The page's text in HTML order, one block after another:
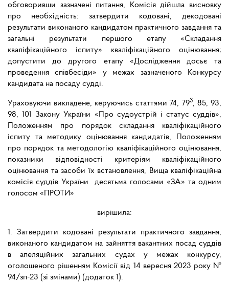
обговоривши зазначені питання, Комісія дійшла висновку
про необхідність: затвердити кодовані, декодовані
результати виконаного кандидатом практичного завдання та
загальні результати першого етапу «Складання
кваліфікаційного іспиту» кваліфікаційного оцінювання;
допустити до другого етапу «Дослідження досьє та
проведення співбесіди» у межах зазначеного Конкурсу
кандидата на посаду судді.
Ураховуючи викладене, керуючись статтями 74, 793, 85, 93,
98, 101 Закону України «Про судоустрій і статус суддів»,
Положенням про порядок складання кваліфікаційного
іспиту та методику оцінювання кандидатів, Положенням
про порядок та методологію кваліфікаційного оцінювання,
показники відповідності критеріям кваліфікаційного
оцінювання та засоби їх встановлення, Вища кваліфікаційна
комісія суддів України десятьма голосами «ЗА» та одним
голосом «ПРОТИ»
вирішила:
1. Затвердити кодовані результати практичного завдання,
виконаного кандидатом на зайняття вакантних посад суддів
в апеляційних загальних судах у межах конкурсу,
оголошеного рішенням Комісії від 14 вересня 2023 року №
94/зп-23 (зі змінами) (додаток 1).